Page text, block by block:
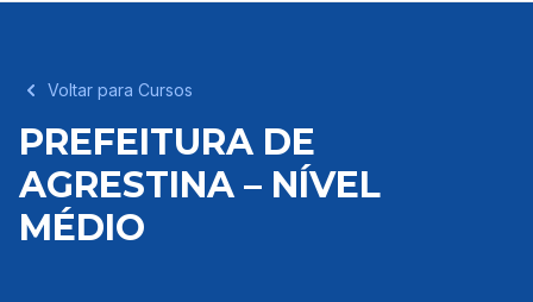
Voltar para Cursos
PREFEITURA DE
AGRESTINA – NÍVEL
MÉDIO